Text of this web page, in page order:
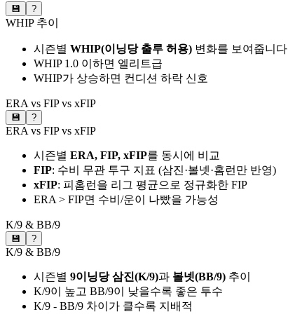
💾 ?
WHIP 추이
시즌별 WHIP(이닝당 출루 허용) 변화를 보여줍니다
WHIP 1.0 이하면 엘리트급
WHIP가 상승하면 컨디션 하락 신호
ERA vs FIP vs xFIP
💾 ?
ERA vs FIP vs xFIP
시즌별 ERA, FIP, xFIP를 동시에 비교
FIP: 수비 무관 투구 지표 (삼진·볼넷·홈런만 반영)
xFIP: 피홈런을 리그 평균으로 정규화한 FIP
ERA > FIP면 수비/운이 나빴을 가능성
K/9 & BB/9
💾 ?
K/9 & BB/9
시즌별 9이닝당 삼진(K/9)과 볼넷(BB/9) 추이
K/9이 높고 BB/9이 낮을수록 좋은 투수
K/9 - BB/9 차이가 클수록 지배적